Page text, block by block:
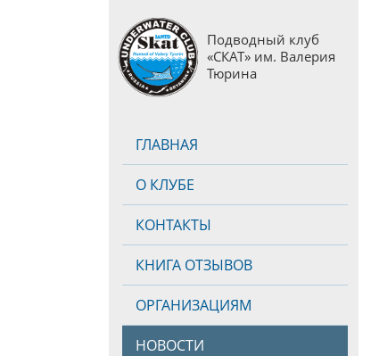
Подводный клуб
«СКАТ» им. Валерия
Тюрина
ГЛАВНАЯ
О КЛУБЕ
КОНТАКТЫ
КНИГА ОТЗЫВОВ
ОРГАНИЗАЦИЯМ
НОВОСТИ